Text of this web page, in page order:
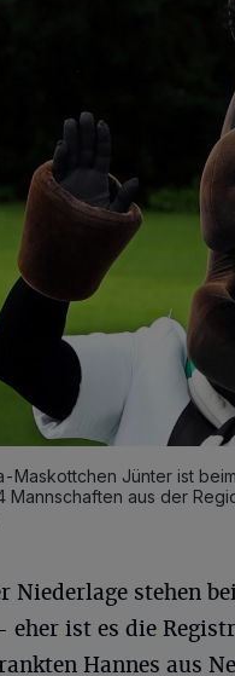
Maskottchen Jünter ist
Mannschaften aus der
Niederlage stehen
eher ist es die
Hannes aus